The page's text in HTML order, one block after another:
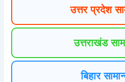
उत्तर प्रदेश
उत्तराखंड
बिहार